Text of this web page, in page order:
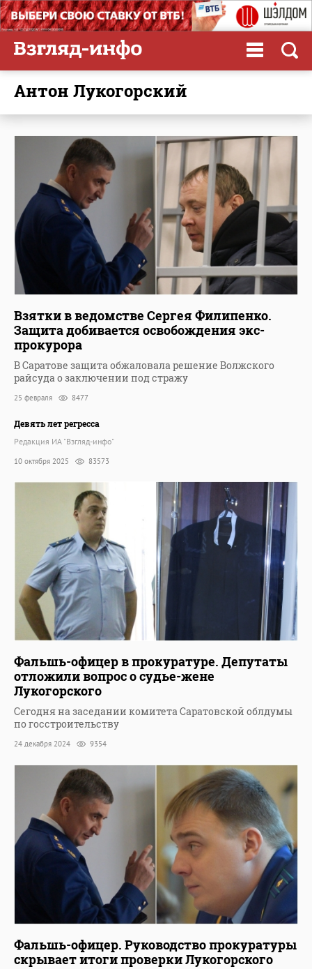
Антон Лукогорский
Взятки в ведомстве Сергея Филипенко.
Защита добивается освобождения экс-
прокурора
В Саратове защита обжаловала решение Волжского
райсуда о заключении под стражу
25 февраля 8477
Девять лет регресса
Редакция ИА "Взгляд-инфо"
10 октября 2025 83573
Фальшь-офицер в прокуратуре. Депутаты
отложили вопрос о судье-жене
Лукогорского
Сегодня на заседании комитета Саратовской облдумы
по госстроительству
24 декабря 2024 9354
Фальшь-офицер. Руководство прокуратуры
скрывает итоги проверки Лукогорского